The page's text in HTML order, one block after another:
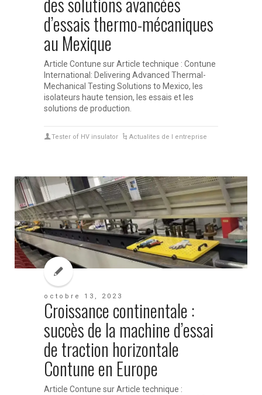
d’essais thermo-mécaniques
au Mexique
Article Contune sur Article technique : Contune
International: Delivering Advanced Thermal-
Mechanical Testing Solutions to Mexico, les
isolateurs haute tension, les essais et les
solutions de production.
Tester of HV insulator Actualites de l entreprise
octobre 13, 2023
Croissance continentale :
succès de la machine d’essai
de traction horizontale
Contune en Europe
Article Contune sur Article technique :